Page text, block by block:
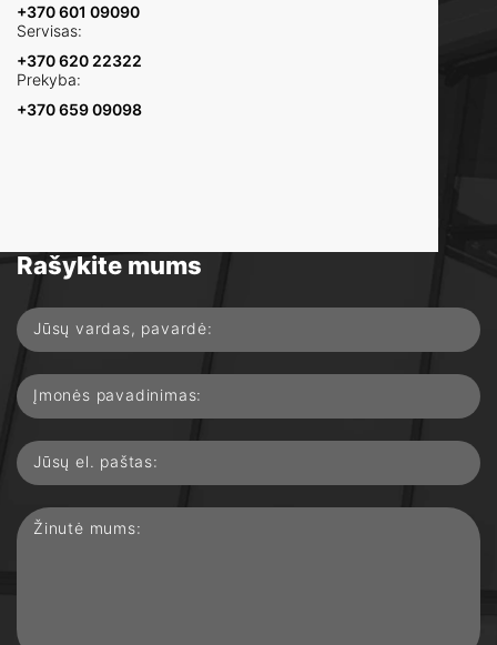
+370 601 09090
Servisas:
+370 620 22322
Prekyba:
+370 659 09098
Rašykite mums